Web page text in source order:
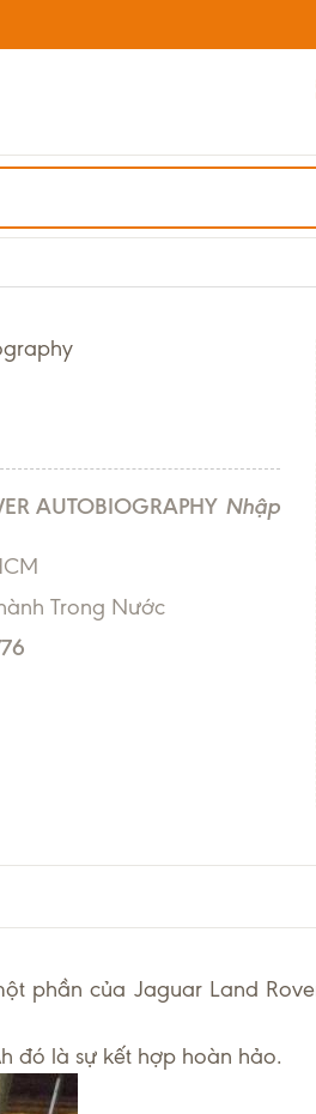
AUTOBIOGRAPHY Nhập
Trong Nước
phần của Jaguar Land
đó là sự kết hợp hoàn hảo.